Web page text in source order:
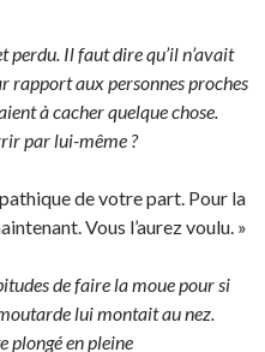
perdu. Il faut dire qu’il n’avait
rapport aux personnes proches
à cacher quelque chose.
par lui-même ?
de votre part. Pour la
Vous l’aurez voulu. »
de faire la moue pour si
lui montait au nez.
plongé en pleine